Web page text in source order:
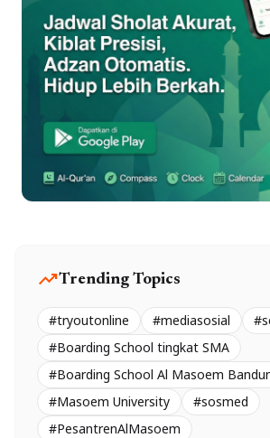
trending_upTrending Topics
#tryoutonline #mediasosial
#Boarding School tingkat SMA
#Boarding School Al Masoem
#Masoem University
#sosmed
#PesantrenAlMasoem